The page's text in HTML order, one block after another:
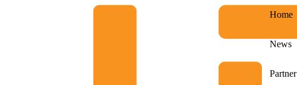
Home
News
Partner